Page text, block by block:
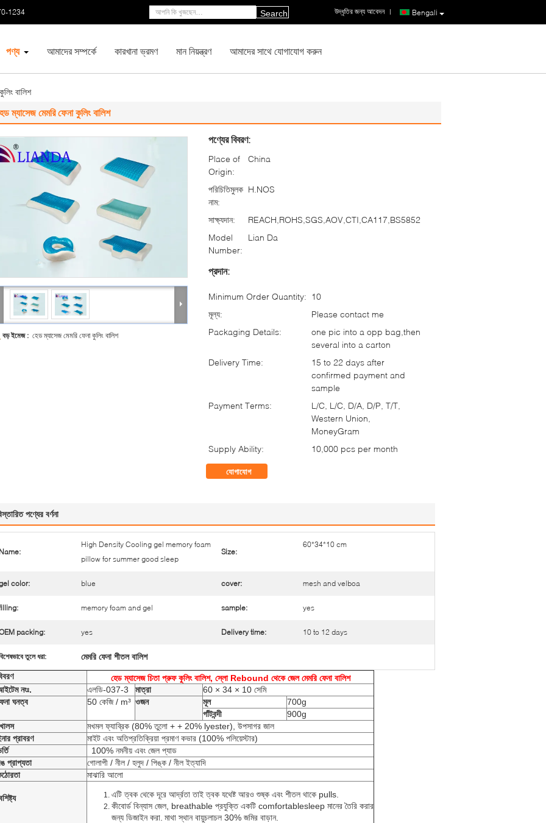
1234 Bengali
উদ্ধৃতির জন্য আবেদন |
Search
পণ্য আমাদের সম্পর্কে কারখানা ভ্রমণ মান নিয়ন্ত্রণ আমাদের সাথে যোগাযোগ করুন
বালিশ
ম্যাসেজ মেমরি ফেনা কুলিং বালিশ
বড় ইমেজ : হেড ম্যাসেজ মেমরি ফেনা কুলিং বালিশ
পণ্যের বিবরণ:
Place of
Origin:
China
পরিচিতিমুলক
নাম:
H.NOS
সাক্ষ্যদান:
REACH,ROHS,SGS,AOV,CTI,CA117,BS5852
Model
Number:
Lian Da
প্রদান:
Minimum Order Quantity: 10
মূল্য:
Please contact me
Packaging Details:
one pic into a opp bag,then
several into a carton
Delivery Time:
15 to 22 days after
confirmed payment and
sample
Payment Terms:
L/C, L/C, D/A, D/P, T/T,
Western Union,
MoneyGram
Supply Ability:
10,000 pcs per month
যোগাযোগ
পণ্যের বর্ণনা
High Density Cooling gel memory foam
pillow for summer good sleep
Size:
60*34*10 cm
color: blue cover: mesh and velboa
memory foam and gel sample: yes
packing: yes Delivery time: 10 to 12 days
তুলে ধরা: মেমরি ফেনা শীতল বালিশ
হেড ম্যাসেজ চিতা প্রুফ কুলিং বালিশ, স্লো Rebound থেকে জেল মেমরি ফেনা বালিশ
নংঃ.
এলডি-037-3 মাত্রা
60 × 34 × 10 সেমি
ঘনত্ব
50 কেজি / m³ ওজন মূল
700g
গাঁটবন্দী
900g
মখমল ফ্যাব্রিক (80% তুলো + + 20% lyester), উপসাগর জাল
প্রাবরণ
মাইট এবং অতিপ্রতিক্রিয়া প্রমাণ কভার (100% পলিয়েস্টার)
100% নমনীয় এবং জেল প্যাড
প্রাপ্যতা
গোলাপী / নীল / হলুদ / পিঙ্ক / নীল ইত্যাদি
মাঝারি আলো
এটি ত্বক থেকে দূরে আর্দ্রতা তাই ত্বক যথেষ্ট আরও শুষ্ক এবং শীতল থাকে pulls.
কীবোর্ড বিন্যাস জেল, breathable প্রযুক্তি একটি comfortablesleep মানের তৈরি করার
জন্য ডিজাইন করা. মাথা স্থান বায়ুচলাচল 30% জমির বাড়ান.